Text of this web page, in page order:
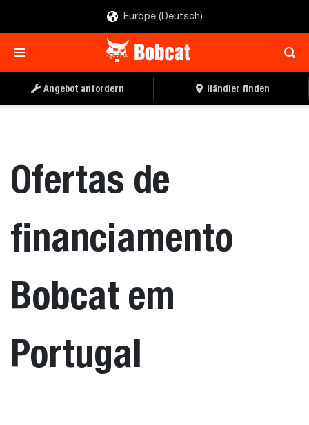
Europe (Deutsch)
Angebot anfordern Händler finden
Ofertas de
financiamento
Bobcat em
Portugal